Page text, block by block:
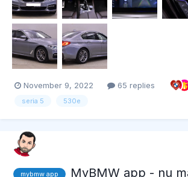
November 9, 2022 65 replies
seria 5 530e
mybmw app
MyBMW app - nu